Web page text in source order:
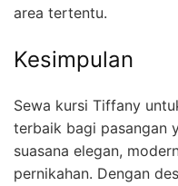
area tertentu.
Kesimpulan
Sewa kursi Tiffany
terbaik bagi pasangan
suasana elegan,
pernikahan. Dengan